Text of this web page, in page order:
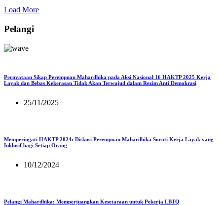
Load More
Pelangi
Pernyataan Sikap Perempuan Mahardhika pada Aksi Nasional 16 HAKTP 2025 Kerja
Layak dan Bebas Kekerasan Tidak Akan Terwujud dalam Rezim Anti Demokrasi
25/11/2025
Memperingati HAKTP 2024: Diskusi Perempuan Mahardhika Soroti Kerja Layak yang
Inklusif bagi Setiap Orang
10/12/2024
Pelangi Mahardhika: Memperjuangkan Kesetaraan untuk Pekerja LBTQ